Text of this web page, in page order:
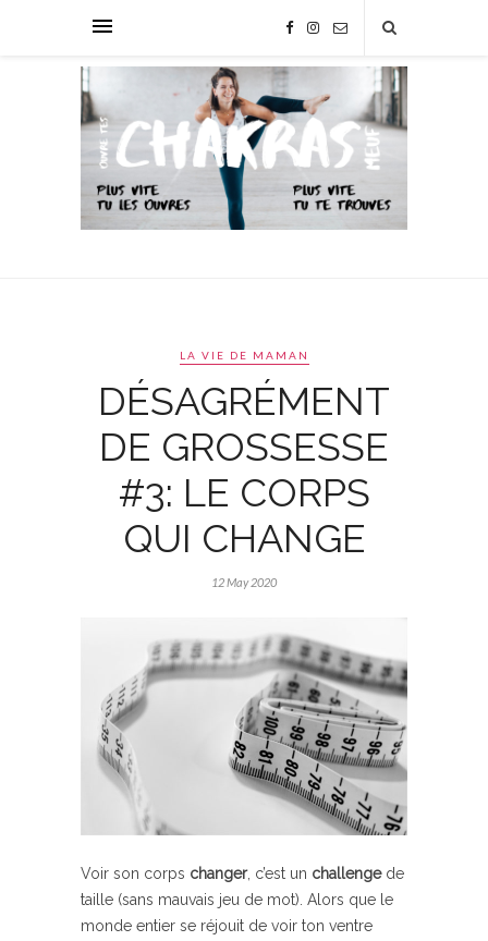
LA VIE DE MAMAN
DÉSAGRÉMENT
DE GROSSESSE
#3: LE CORPS
QUI CHANGE
12 May 2020
Voir son corps changer, c’est un challengede
taille (sans mauvais jeu de mot). Alors que le
monde entier se réjouit de voir ton ventre